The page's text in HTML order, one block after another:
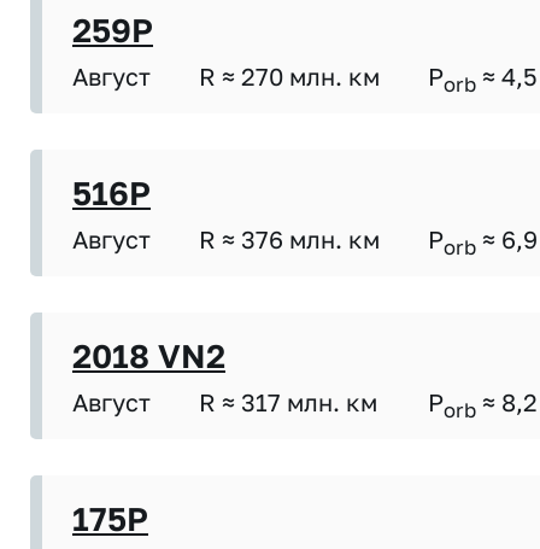
259P
Август R ≈ 270 млн. км Porb ≈ 4,5
516P
Август R ≈ 376 млн. км Porb ≈ 6,9
2018 VN2
Август R ≈ 317 млн. км Porb ≈ 8,2
175P